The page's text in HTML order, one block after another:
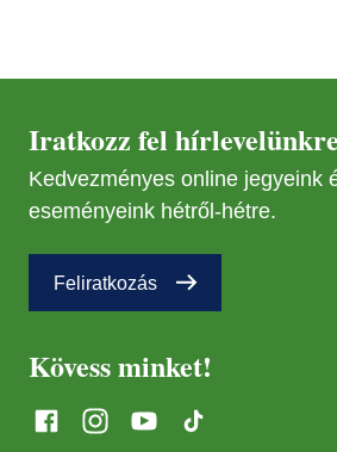
Iratkozz fel
Kedvezményes online jegyeink
eseményeink hétről-hétre.
Feliratkozás
Kövess minket!